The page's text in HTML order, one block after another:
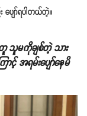
ျော်ရပါတယ်တဲ့။
သူမကိုချစ်တဲ့ သား
အရမ်းပျော်နေမိ